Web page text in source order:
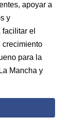
apoyar a
y
el
crecimiento
para la
Mancha y